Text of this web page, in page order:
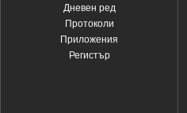
Дневен ред
Протоколи
Приложения
Регистър